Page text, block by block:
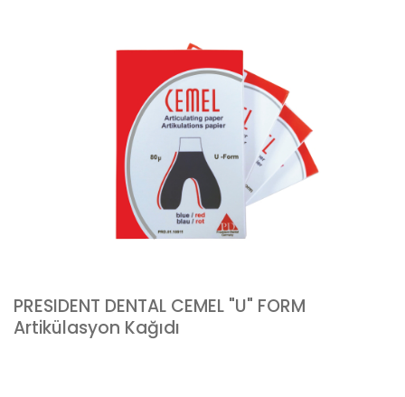
PRESIDENT DENTAL CEMEL "U" FORM
Artikülasyon Kağıdı